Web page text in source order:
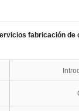
fabricación de